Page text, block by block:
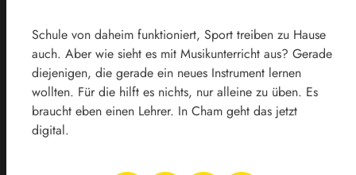
Schule von daheim funktioniert, Sport treiben zu Hause
auch. Aber wie sieht es mit Musikunterricht aus? Gerade
diejenigen, die gerade ein neues Instrument lernen
wollten. Für die hilft es nichts, nur alleine zu üben. Es
braucht eben einen Lehrer. In Cham geht das jetzt
digital.